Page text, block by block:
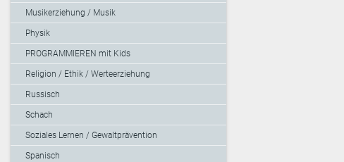
Musikerziehung / Musik
Physik
PROGRAMMIEREN mit Kids
Religion / Ethik / Werteerziehung
Russisch
Schach
Soziales Lernen / Gewaltprävention
Spanisch